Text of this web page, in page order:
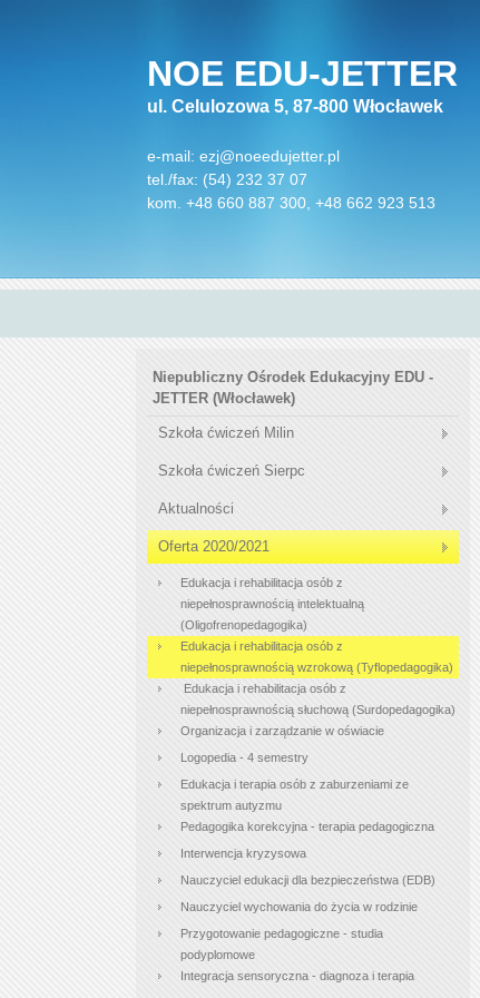
NOE EDU-JETTER
ul. Celulozowa 5, 87-800 Włocławek
e-mail: ezj@noeedujetter.pl
tel./fax: (54) 232 37 07
kom. +48 660 887 300, +48 662 923 513
Niepubliczny Ośrodek Edukacyjny EDU -
JETTER (Włocławek)
Szkoła ćwiczeń Milin
Szkoła ćwiczeń Sierpc
Aktualności
Oferta 2020/2021
Edukacja i rehabilitacja osób z
niepełnosprawnością intelektualną
(Oligofrenopedagogika)
Edukacja i rehabilitacja osób z
niepełnosprawnością wzrokową (Tyflopedagogika)
Edukacja i rehabilitacja osób z
niepełnosprawnością słuchową (Surdopedagogika)
Organizacja i zarządzanie w oświacie
Logopedia - 4 semestry
Edukacja i terapia osób z zaburzeniami ze
spektrum autyzmu
Pedagogika korekcyjna - terapia pedagogiczna
Interwencja kryzysowa
Nauczyciel edukacji dla bezpieczeństwa (EDB)
Nauczyciel wychowania do życia w rodzinie
Przygotowanie pedagogiczne - studia
podyplomowe
Integracja sensoryczna - diagnoza i terapia